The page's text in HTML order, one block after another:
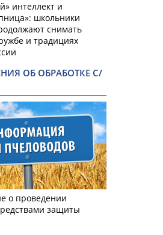
интеллект и
школьники
снимать
и традициях
ОБ ОБРАБОТКЕ С/
о проведении
защиты